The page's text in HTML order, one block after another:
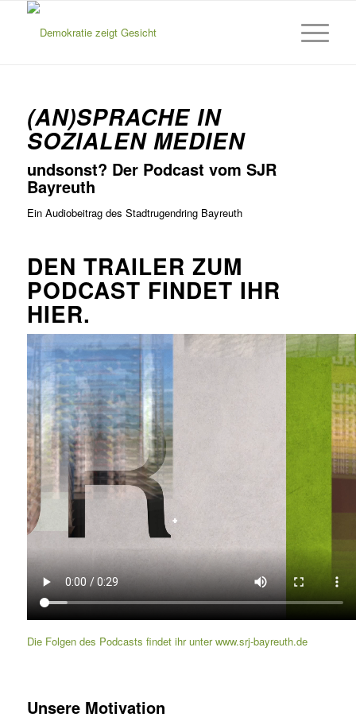
(AN)SPRACHE IN
SOZIALEN MEDIEN
undsonst? Der Podcast vom SJR
Bayreuth
Ein Audiobeitrag des Stadtrugendring Bayreuth
DEN TRAILER ZUM
PODCAST FINDET IHR
HIER.
Die Folgen des Podcasts findet ihr unter www.srj-bayreuth.de
Unsere Motivation